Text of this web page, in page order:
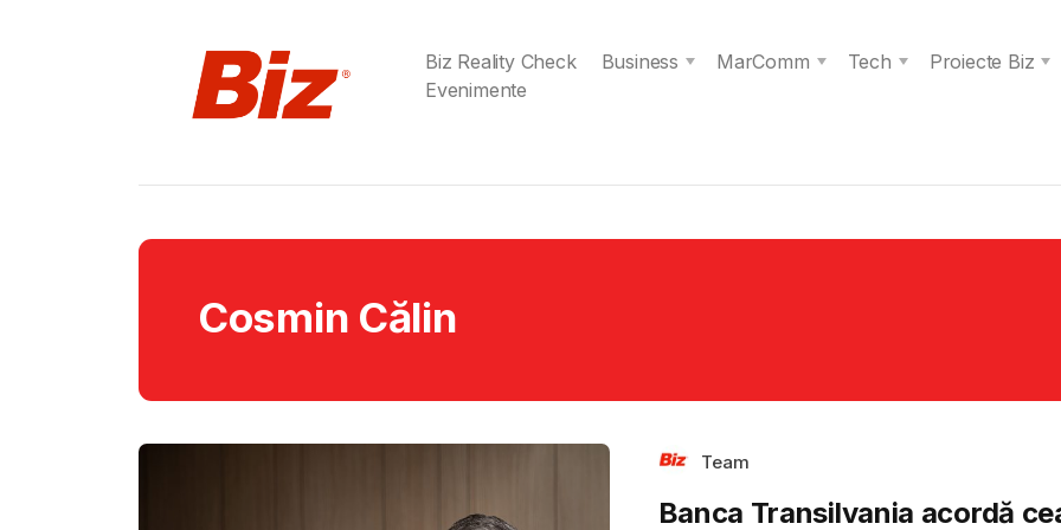
Biz Reality Check Business MarComm Tech
Proiecte Biz
Evenimente
Cosmin Călin
Team
Banca Transilvania acordă